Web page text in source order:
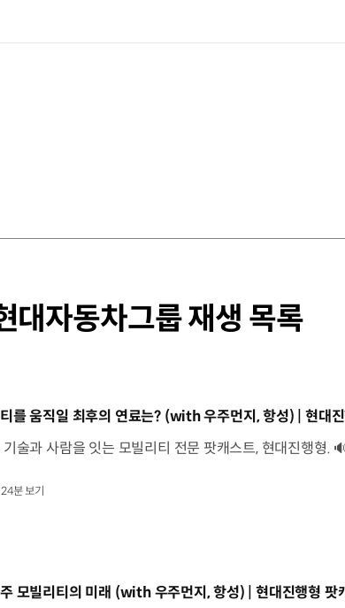
대자동차그룹 재생 목록
를 움직일 최후의 연료는? (with 우주먼지, 항성) | 현대
24분 보기
모빌리티의 미래 (with 우주먼지, 항성) | 현대진행형 팟